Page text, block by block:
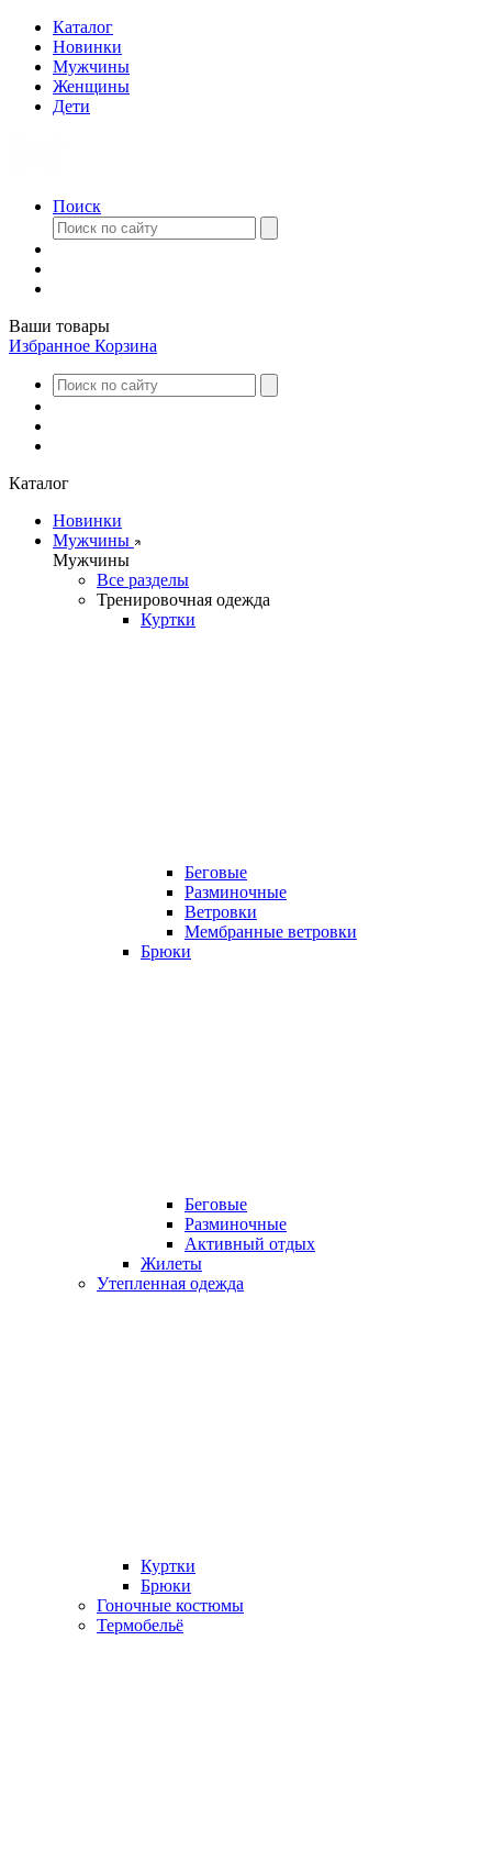
Каталог
Новинки
Мужчины
Женщины
Дети
Поиск
Ваши товары
Избранное Корзина
Каталог
Новинки
Мужчины
Мужчины
Все разделы
Тренировочная одежда
Куртки
Беговые
Разминочные
Ветровки
Мембранные ветровки
Брюки
Беговые
Разминочные
Активный отдых
Жилеты
Утепленная одежда
Куртки
Брюки
Гоночные костюмы
Термобельё